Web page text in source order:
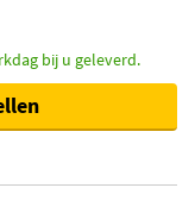
bij u geleverd.